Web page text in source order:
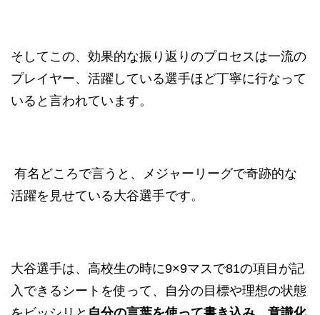
そしてこの、効果的な振り返りのプロセスは一流の
プレイヤー、活躍している選手ほど丁寧に行なって
いると言われています。
有名どころで言うと、メジャーリーグで奇跡的な
活躍を見せている大谷選手です。
大谷選手は、高校生の時に9×9マスで81の項目が記
入できるシートを使って、自分の目標や理想の状態